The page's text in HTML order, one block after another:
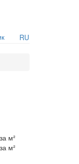
RU
за м²
за м²